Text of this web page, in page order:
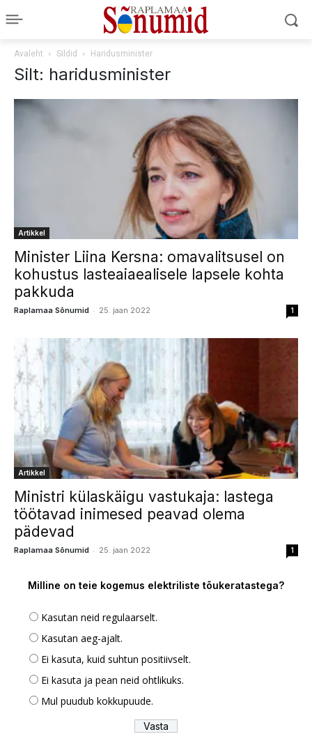
Avaleht Sildid Haridusminister
Silt: haridusminister
Artikkel
Minister Liina Kersna: omavalitsusel on
kohustus lasteaiaealisele lapsele kohta
pakkuda
Raplamaa Sõnumid - 25. jaan 2022 1
Artikkel
Ministri külaskäigu vastukaja: lastega
töötavad inimesed peavad olema
pädevad
Raplamaa Sõnumid - 25. jaan 2022 1
Milline on teie kogemus elektriliste tõukeratastega?
Kasutan neid regulaarselt.
Kasutan aeg-ajalt.
Ei kasuta, kuid suhtun positiivselt.
Ei kasuta ja pean neid ohtlikuks.
Mul puudub kokkupuude.